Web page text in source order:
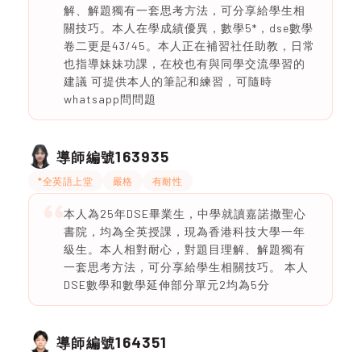
解、解題獨有一套思考方法，可分享給學生相
關技巧。本人在學成績優異，數學5*，dse數學
卷二更是43/45。本人正在補習社任助教，日常
也指導妹妹功課，在校也有與同學交流學習的
建議 可提供本人的筆記和練習，可隨時
whatsapp問問題
導師編號163935
*全英語上堂 嚴格 有耐性
本人為25年DSE畢業生，中學就讀嘉諾撒聖心
書院，均為全英授課，現為香港科技大學一年
級生。本人相對耐心，對題目理解、解題獨有
一套思考方法，可分享給學生相關技巧。 本人
DSE數學和數學延伸部分單元2均為5分
導師編號164351